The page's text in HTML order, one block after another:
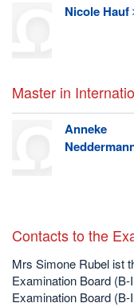
Nicole Hauf
Master in
Anneke
Contacts to the
Mrs Simone Rubel ist
Examination Board
Examination Board (B-